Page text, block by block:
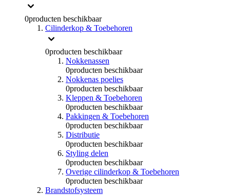
0producten beschikbaar
Cilinderkop & Toebehoren
0producten beschikbaar
Nokkenassen
0producten beschikbaar
Nokkenas poelies
0producten beschikbaar
Kleppen & Toebehoren
0producten beschikbaar
Pakkingen & Toebehoren
0producten beschikbaar
Distributie
0producten beschikbaar
Styling delen
0producten beschikbaar
Overige cilinderkop & Toebehoren
0producten beschikbaar
Brandstofsysteem